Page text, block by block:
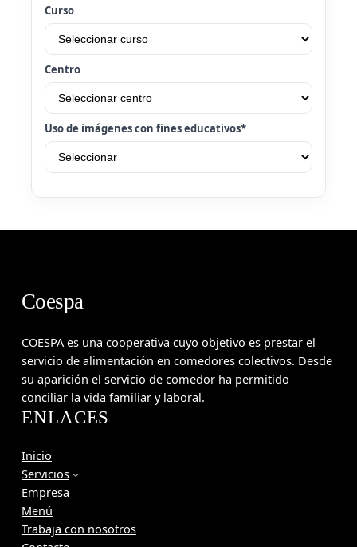
Curso
Centro
Uso de imágenes con fines educativos*
Coespa
COESPA es una cooperativa cuyo objetivo es prestar el
servicio de alimentación en comedores colectivos. Desde
su aparición el servicio de comedor ha permitido
conciliar la vida familiar y laboral.
ENLACES
Inicio
Servicios
Empresa
Menú
Trabaja con nosotros